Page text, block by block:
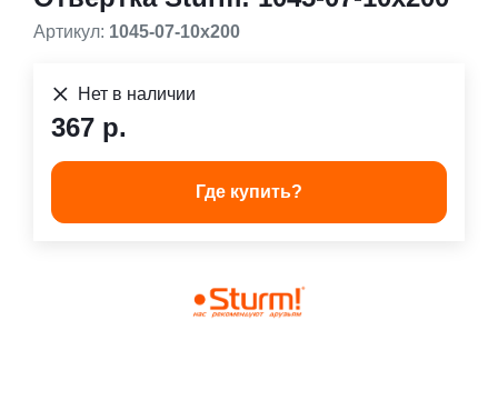
Артикул: 1045-07-10x200
Нет в наличии
367 р.
Где купить?